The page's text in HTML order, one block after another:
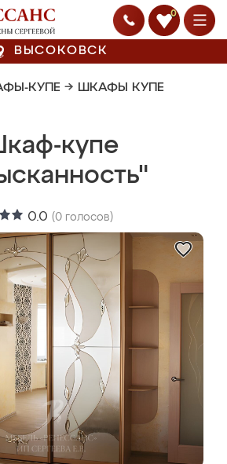
0
ВЫСОКОВСК
КУПЕ → ШКАФЫ КУПЕ
купе
0.0 (0 голосов)